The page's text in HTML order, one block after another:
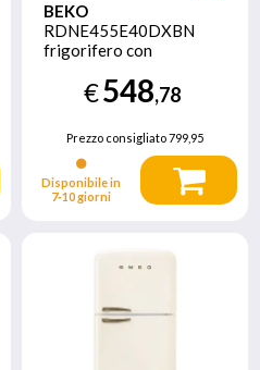
BEKO
RDNE455E40DXBN
frigorifero con
installazione 406 L E
Argento
€548,78
Prezzo consigliato799,95
Disponibile in
7‑10 giorni